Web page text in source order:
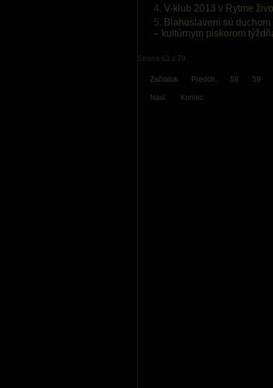
V-klub 2013 v Rytme
Blahoslavení sú
– kultúrnym piskorom
Strana 63 z 79
Začiatok Predch. 58 59
Nasl. Koniec